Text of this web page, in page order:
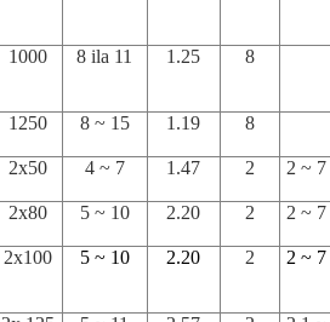
1000 8 ila 11 1.25 8
1250 8 ~ 15 1.19 8
2x50 4 ~ 7 1.47 2 2 ~ 7
2x80 5 ~ 10 2.20 2 2 ~ 7
2x100 5 ~ 10 2.20 2 2 ~ 7